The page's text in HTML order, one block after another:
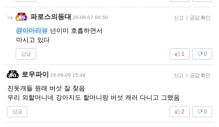
파로스의등대 26-06-07 06:50 신고 | 공감 확인
@아마라뷰 넌이미 호흡하면서
마시고 있다
답글 0
1
로우파이 26-06-06 15:48 신고 | 공감 확인
진돗개들 원래 버섯 잘 찾음
우리 외할머니네 강아지도 할머니랑 버섯 캐러 다니고 그랬음
답글 0
2